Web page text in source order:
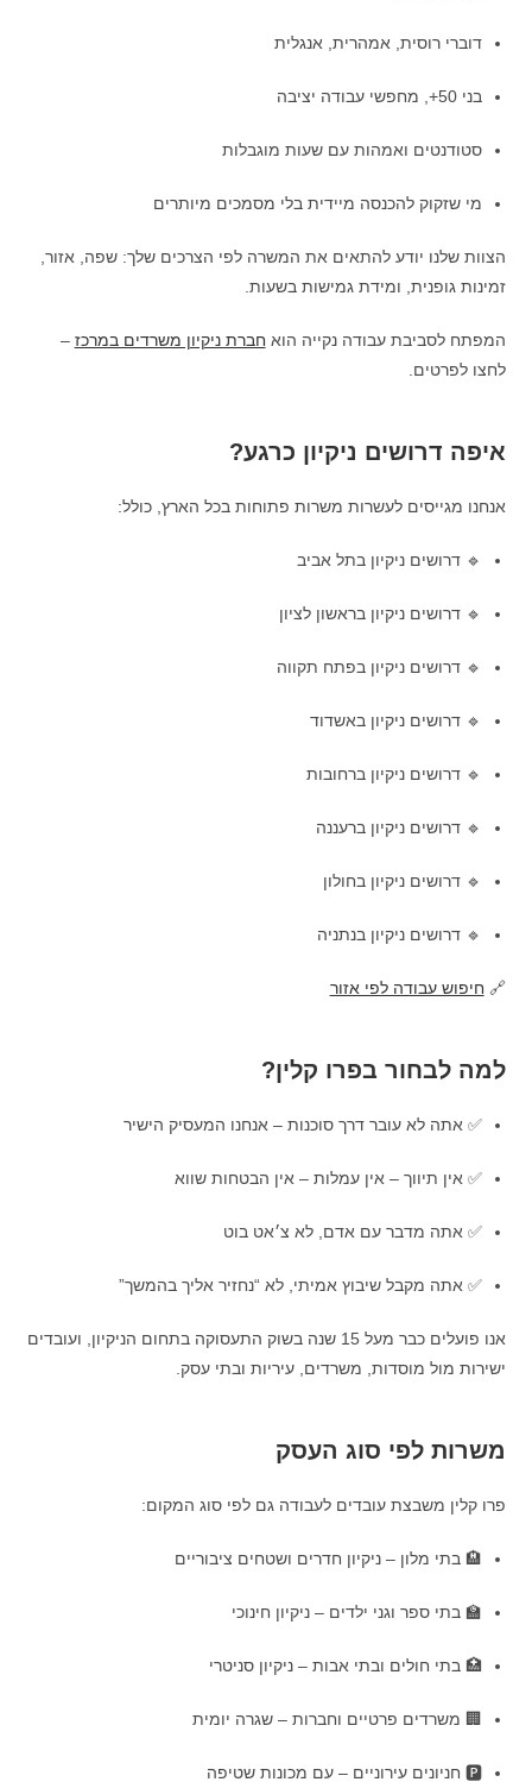
דוברי רוסית, אמהרית, אנגלית
בני 50+, מחפשי עבודה יציבה
סטודנטים ואמהות עם שעות מוגבלות
מי שזקוק להכנסה מיידית בלי מסמכים מיותרים
הצוות שלנו יודע להתאים את המשרה לפי הצרכים שלך: שפה, אזור,
זמינות גופנית, ומידת גמישות בשעות.
המפתח לסביבת עבודה נקייה הוא חברת ניקיון משרדים במרכז –
לחצו לפרטים.
איפה דרושים ניקיון כרגע?
אנחנו מגייסים לעשרות משרות פתוחות בכל הארץ, כולל:
🔹 דרושים ניקיון בתל אביב
🔹 דרושים ניקיון בראשון לציון
🔹 דרושים ניקיון בפתח תקווה
🔹 דרושים ניקיון באשדוד
🔹 דרושים ניקיון ברחובות
🔹 דרושים ניקיון ברעננה
🔹 דרושים ניקיון בחולון
🔹 דרושים ניקיון בנתניה
🔗 חיפוש עבודה לפי אזור
למה לבחור בפרו קלין?
✅ אתה לא עובר דרך סוכנות – אנחנו המעסיק הישיר
✅ אין תיווך – אין עמלות – אין הבטחות שווא
✅ אתה מדבר עם אדם, לא צ׳אט בוט
✅ אתה מקבל שיבוץ אמיתי, לא “נחזיר אליך בהמשך”
אנו פועלים כבר מעל 15 שנה בשוק התעסוקה בתחום הניקיון, ועובדים
ישירות מול מוסדות, משרדים, עיריות ובתי עסק.
משרות לפי סוג העסק
פרו קלין משבצת עובדים לעבודה גם לפי סוג המקום:
🏨 בתי מלון – ניקיון חדרים ושטחים ציבוריים
🏫 בתי ספר וגני ילדים – ניקיון חינוכי
🏥 בתי חולים ובתי אבות – ניקיון סניטרי
🏢 משרדים פרטיים וחברות – שגרה יומית
🅿️ חניונים עירוניים – עם מכונות שטיפה